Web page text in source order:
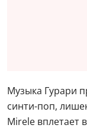
Музыка Гурари
синти-поп,
Mirеle вплетает